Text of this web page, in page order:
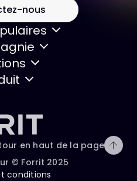
nous
en haut de la page
© Forrit 2025
conditions